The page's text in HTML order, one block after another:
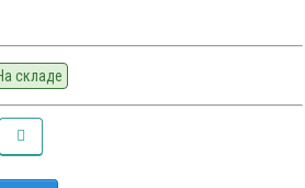
складе